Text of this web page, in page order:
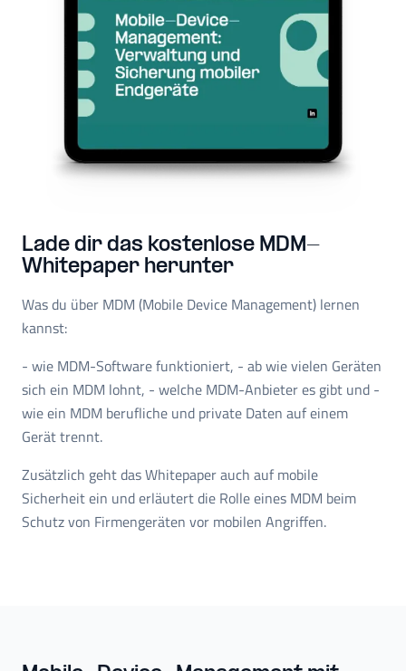
Lade dir das kostenlose MDM-
Whitepaper herunter
Was du über MDM (Mobile Device Management) lernen
kannst:
- wie MDM-Software funktioniert, - ab wie vielen Geräten
sich ein MDM lohnt, - welche MDM-Anbieter es gibt und -
wie ein MDM berufliche und private Daten auf einem
Gerät trennt.
Zusätzlich geht das Whitepaper auch auf mobile
Sicherheit ein und erläutert die Rolle eines MDM beim
Schutz von Firmengeräten vor mobilen Angriffen.